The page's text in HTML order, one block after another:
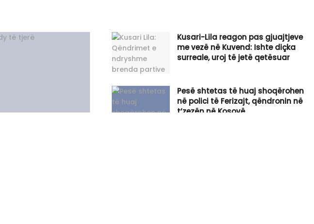
Kusari-Lila reagon pas gjuajtjeve
me vezë në Kuvend: Ishte diçka
surreale, uroj të jetë qetësuar
Pesë shtetas të huaj shoqërohen
në polici të Ferizajt, qëndronin në
t’zezën në Kosovë